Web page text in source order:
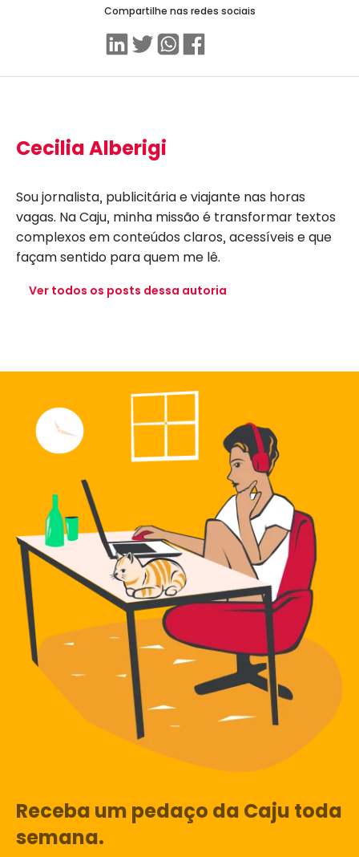
Compartilhe nas redes sociais
LinkedinTwitterWhatsApp
Facebook
Cecilia Alberigi
Sou jornalista, publicitária e viajante nas horas
vagas. Na Caju, minha missão é transformar textos
complexos em conteúdos claros, acessíveis e que
façam sentido para quem me lê.
Ver todos os posts dessa autoria
Receba um pedaço da Caju toda
semana.